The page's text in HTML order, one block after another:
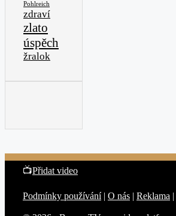
Pohlreich
zdraví
zlato
úspěch
žralok
📺Přidat video
Podmínky používání O nás Reklama